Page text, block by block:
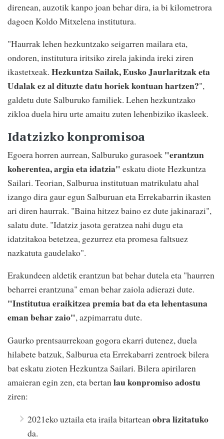
direnean, auzotik kanpo joan behar dira, ia bi kilometrora
dagoen Koldo Mitxelena institutura.
"Haurrak lehen hezkuntzako seigarren mailara eta,
ondoren, institutura iritsiko zirela jakinda ireki ziren
ikastetxeak. Hezkuntza Sailak, Eusko Jaurlaritzak eta
Udalak ez al dituzte datu horiek kontuan hartzen?",
galdetu dute Salburuko familiek. Lehen hezkuntzako
zikloa duela hiru urte amaitu zuten lehenbiziko ikasleek.
Idatzizko konpromisoa
Egoera horren aurrean, Salburuko gurasoek "erantzun
koherentea, argia eta idatzia" eskatu diote Hezkuntza
Sailari. Teorian, Salburua institutuan matrikulatu ahal
izango dira gaur egun Salburuan eta Errekabarrin ikasten
ari diren haurrak. "Baina hitzez baino ez dute jakinarazi",
salatu dute. "Idatziz jasota geratzea nahi dugu eta
idatzitakoa betetzea, gezurrez eta promesa faltsuez
nazkatuta gaudelako".
Erakundeen aldetik erantzun bat behar dutela eta "haurren
beharrei erantzuna" eman behar zaiola adierazi dute.
"Institutua eraikitzea premia bat da eta lehentasuna
eman behar zaio", azpimarratu dute.
Gaurko prentsaurrekoan gogora ekarri dutenez, duela
hilabete batzuk, Salburua eta Errekabarri zentroek bilera
bat eskatu zioten Hezkuntza Sailari. Bilera apirilaren
amaieran egin zen, eta bertanlau konpromiso adostu
ziren:
2021eko uztaila eta iraila bitartean obra lizitatuko
da.